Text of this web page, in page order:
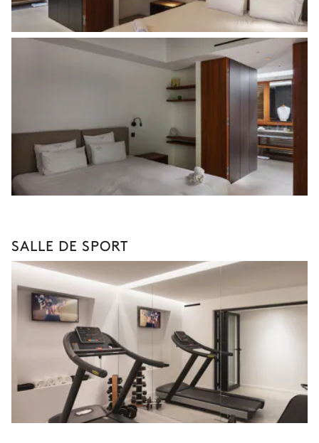
SALLE DE SPORT